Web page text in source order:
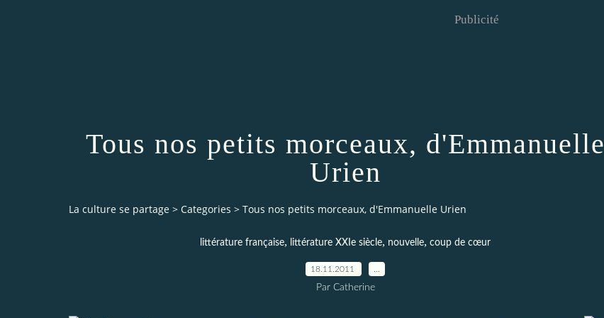
Publicité
Tous nos petits morceaux, d'Emmanuelle
Urien
La culture se partage > Categories > Tous nos petits morceaux, d'Emmanuelle Urien
littérature française, littérature XXIe siècle, nouvelle, coup de cœur
18.11.2011
Par Catherine